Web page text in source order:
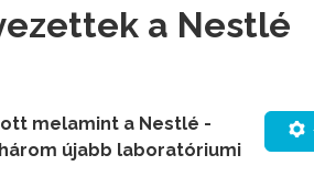
a Nestlé
melamint a Nestlé -
újabb laboratóriumi